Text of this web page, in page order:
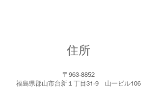
住所
〒963-8852
福島県郡山市台新１丁目31-9 山一ビル106